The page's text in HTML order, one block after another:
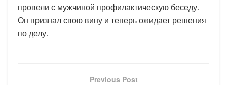
провели с мужчиной профилактическую беседу.
Он признал свою вину и теперь ожидает решения
по делу.
Previous Post